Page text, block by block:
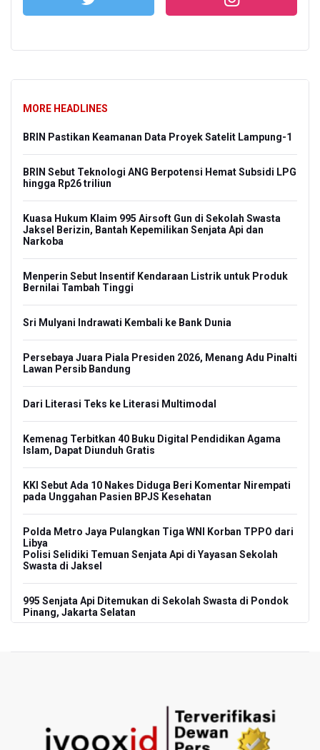
MORE HEADLINES
BRIN Pastikan Keamanan Data Proyek Satelit Lampung-1
BRIN Sebut Teknologi ANG Berpotensi Hemat Subsidi LPG
hingga Rp26 triliun
Kuasa Hukum Klaim 995 Airsoft Gun di Sekolah Swasta
Jaksel Berizin, Bantah Kepemilikan Senjata Api dan
Narkoba
Menperin Sebut Insentif Kendaraan Listrik untuk Produk
Bernilai Tambah Tinggi
Sri Mulyani Indrawati Kembali ke Bank Dunia
Persebaya Juara Piala Presiden 2026, Menang Adu Pinalti
Lawan Persib Bandung
Dari Literasi Teks ke Literasi Multimodal
Kemenag Terbitkan 40 Buku Digital Pendidikan Agama
Islam, Dapat Diunduh Gratis
KKI Sebut Ada 10 Nakes Diduga Beri Komentar Nirempati
pada Unggahan Pasien BPJS Kesehatan
Polda Metro Jaya Pulangkan Tiga WNI Korban TPPO dari
Libya
Polisi Selidiki Temuan Senjata Api di Yayasan Sekolah
Swasta di Jaksel
995 Senjata Api Ditemukan di Sekolah Swasta di Pondok
Pinang, Jakarta Selatan
Kemenkeu Ambil Alih 60 Persen Saham KCIC